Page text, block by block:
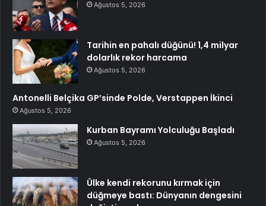
Ağustos 5, 2026
Tarihin en pahalı düğünü! 1,4 milyar
dolarlık rekor harcama
Ağustos 5, 2026
Antonelli Belçika GP’sinde Polde, Verstappen İkinci
Ağustos 5, 2026
Kurban Bayramı Yolculuğu Başladı
Ağustos 5, 2026
Ülke kendi rekorunu kırmak için
düğmeye bastı: Dünyanın dengesini